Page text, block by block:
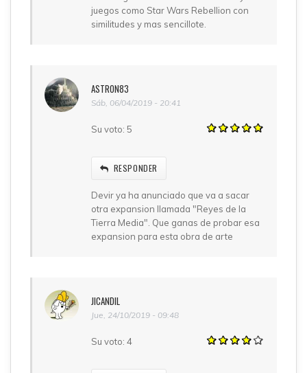
juegos como Star Wars Rebellion con
similitudes y mas sencillote.
ASTRON83
Sáb, 06/04/2019 - 20:41
Su voto: 5
RESPONDER
Devir ya ha anunciado que va a sacar
otra expansion llamada "Reyes de la
Tierra Media". Que ganas de probar esa
expansion para esta obra de arte
JICANDIL
Jue, 24/10/2019 - 09:48
Su voto: 4